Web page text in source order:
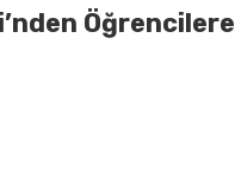
Öğrencilere